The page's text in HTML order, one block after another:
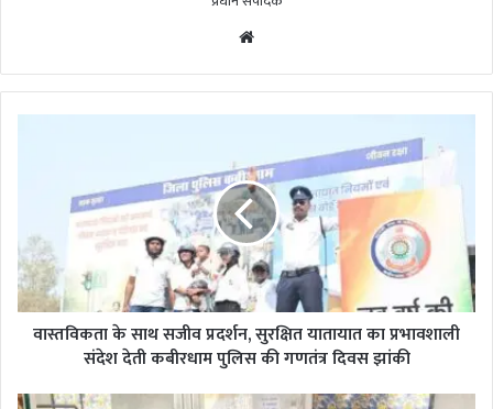
सुरक्षित
यातायात
का
प्रभावशाली
संदेश
पुलिस
वास्तविकता के साथ सजीव प्रदर्शन, सुरक्षित यातायात का प्रभावशाली
संदेश देती कबीरधाम पुलिस की गणतंत्र दिवस झांकी
देश